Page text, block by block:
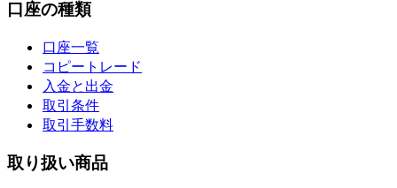
口座の種類
口座一覧
コピートレード
入金と出金
取引条件
取引手数料
取り扱い商品